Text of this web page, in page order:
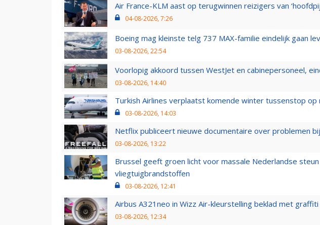
Air France-KLM aast op terugwinnen reizigers van
04-08-2026, 7:26
Boeing mag kleinste telg 737 MAX-familie eindelijk gaan
03-08-2026, 22:54
Voorlopig akkoord tussen WestJet en cabinepersoneel,
03-08-2026, 14:40
Turkish Airlines verplaatst komende winter tussenstop op
03-08-2026, 14:03
Netflix publiceert nieuwe documentaire over problemen
03-08-2026, 13:22
Brussel geeft groen licht voor massale Nederlandse steun
vliegtuigbrandstoffen
03-08-2026, 12:41
Airbus A321neo in Wizz Air-kleurstelling beklad met graffiti
03-08-2026, 12:34